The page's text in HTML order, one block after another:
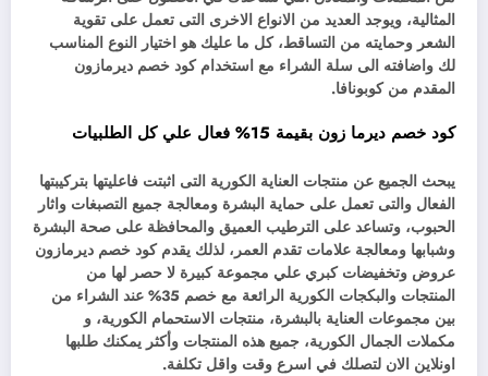
المثالية، ويوجد العديد من الانواع الاخرى التى تعمل على تقوية
الشعر وحمايته من التساقط، كل ما عليك هو اختيار النوع المناسب
لك واضافته الى سلة الشراء مع استخدام كود خصم ديرمازون
المقدم من كوبونافا.
كود خصم ديرما زون بقيمة 15% فعال علي كل الطلبيات
يبحث الجميع عن منتجات العناية الكورية التى اثبتت فاعليتها بتركيبتها
الفعال والتى تعمل على حماية البشرة ومعالجة جميع التصبغات واثار
الحبوب، وتساعد على الترطيب العميق والمحافظة على صحة البشرة
وشبابها ومعالجة علامات تقدم العمر، لذلك يقدم كود خصم ديرمازون
عروض وتخفيضات كبري علي مجموعة كبيرة لا حصر لها من
المنتجات والبكجات الكورية الرائعة مع خصم 35% عند الشراء من
بين مجموعات العناية بالبشرة، منتجات الاستحمام الكورية، و
مكملات الجمال الكورية، جميع هذه المنتجات وأكثر يمكنك طلبها
اونلاين الان لتصلك في اسرع وقت واقل تكلفة.